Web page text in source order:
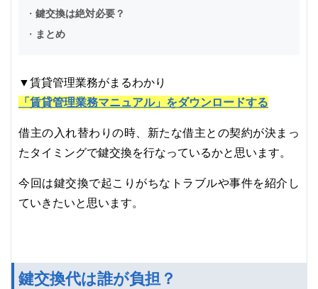
・ 鍵交換は絶対必要？
・ まとめ
▼賃貸管理業務がまるわかり
「賃貸管理業務マニュアル」をダウンロードする
借主の入れ替わりの時、新たな借主との契約が決まっ
たタイミングで鍵交換を行なっているかと思います。
今回は鍵交換で起こりがちなトラブルや事件を紹介し
ていきたいと思います。
鍵交換代は誰が負担？